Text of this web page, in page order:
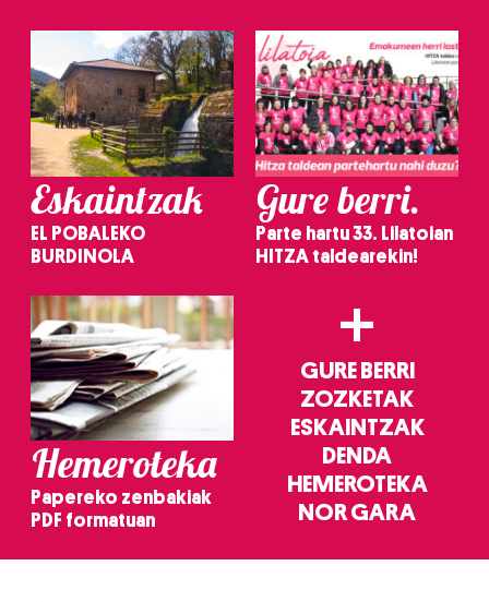
Eskaintzak
EL POBALEKO
BURDINOLA
Gure berri.
Parte hartu 33. Lilatoian
HITZA taldearekin!
Hemeroteka
Papereko zenbakiak
PDF formatuan
+
GURE BERRI
ZOZKETAK
ESKAINTZAK
DENDA
HEMEROTEKA
NOR GARA